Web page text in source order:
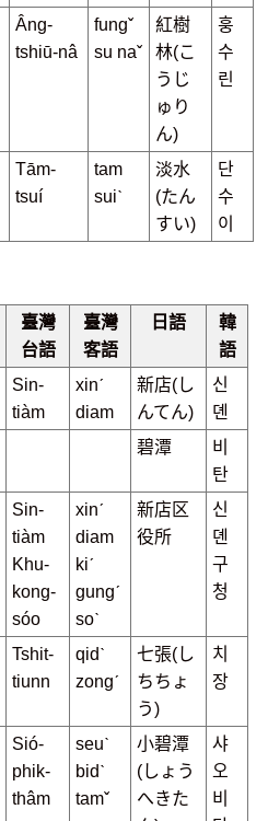
Âng-
tshiū-nâ
fungˇ
su naˇ
紅樹
林(こ
うじ
ゅり
ん)
훙
수
린
Tām-
tsuí
tam
suiˋ
淡水
(たん
すい)
단
수
이
臺灣
台語
臺灣
客語
日語
韓
語
Sin-
tiàm
xinˊ
diam
新店(し
んてん)
신
뎬
碧潭
비
탄
Sin-
tiàm
Khu-
kong-
sóo
xinˊ
diam
kiˊ
gungˊ
soˋ
新店区
役所
신
뎬
구
청
Tshit-
tiunn
qidˋ
zongˊ
七張(し
ちちょ
う)
치
장
Sió-
phik-
thâm
seuˋ
bidˋ
tamˇ
小碧潭
(しょう
へきた
샤
오
비